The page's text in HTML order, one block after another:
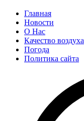
Главная
Новости
О Нас
Качество воздуха
Погода
Политика сайта